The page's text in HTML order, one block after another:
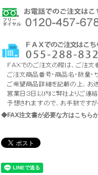
◆FAX注文書が必要な方はこちら